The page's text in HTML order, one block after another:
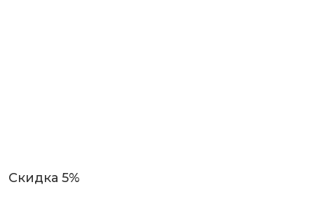
Скидка 5%